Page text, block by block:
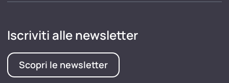
Iscriviti alle newsletter
Scopri le newsletter